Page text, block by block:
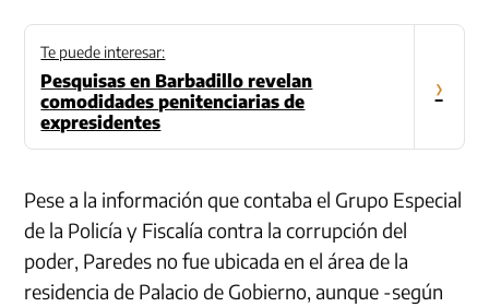
Te puede interesar:
Pesquisas en Barbadillo revelan
comodidades penitenciarias de
expresidentes
›
Pese a la información que contaba el Grupo Especial
de la Policía y Fiscalía contra la corrupción del
poder, Paredes no fue ubicada en el área de la
residencia de Palacio de Gobierno, aunque -según